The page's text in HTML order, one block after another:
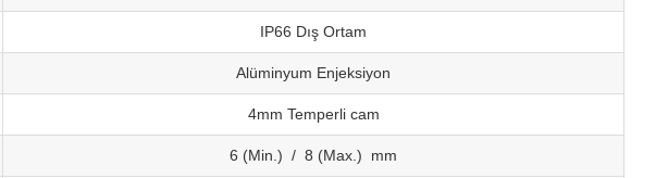
IP66 Dış Ortam
Alüminyum Enjeksiyon
4mm Temperli cam
6 (Min.) / 8 (Max.) mm